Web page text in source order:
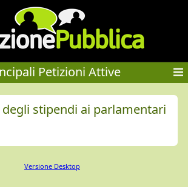
Petizioni Attive
degli stipendi ai parlamentari
Versione Desktop